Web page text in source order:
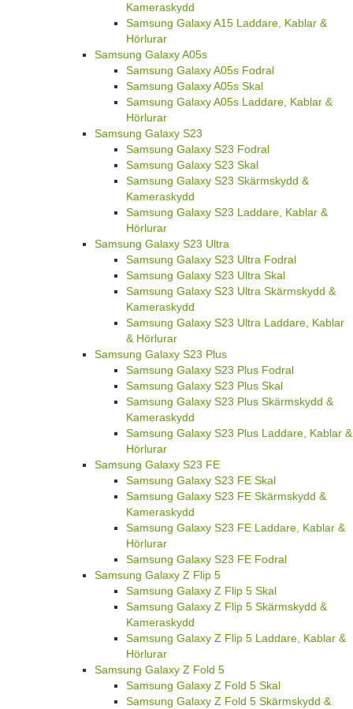
Kameraskydd
Samsung Galaxy A15 Laddare, Kablar &
Hörlurar
Samsung Galaxy A05s
Samsung Galaxy A05s Fodral
Samsung Galaxy A05s Skal
Samsung Galaxy A05s Laddare, Kablar &
Hörlurar
Samsung Galaxy S23
Samsung Galaxy S23 Fodral
Samsung Galaxy S23 Skal
Samsung Galaxy S23 Skärmskydd &
Kameraskydd
Samsung Galaxy S23 Laddare, Kablar &
Hörlurar
Samsung Galaxy S23 Ultra
Samsung Galaxy S23 Ultra Fodral
Samsung Galaxy S23 Ultra Skal
Samsung Galaxy S23 Ultra Skärmskydd &
Kameraskydd
Samsung Galaxy S23 Ultra Laddare, Kablar
& Hörlurar
Samsung Galaxy S23 Plus
Samsung Galaxy S23 Plus Fodral
Samsung Galaxy S23 Plus Skal
Samsung Galaxy S23 Plus Skärmskydd &
Kameraskydd
Samsung Galaxy S23 Plus Laddare, Kablar &
Hörlurar
Samsung Galaxy S23 FE
Samsung Galaxy S23 FE Skal
Samsung Galaxy S23 FE Skärmskydd &
Kameraskydd
Samsung Galaxy S23 FE Laddare, Kablar &
Hörlurar
Samsung Galaxy S23 FE Fodral
Samsung Galaxy Z Flip 5
Samsung Galaxy Z Flip 5 Skal
Samsung Galaxy Z Flip 5 Skärmskydd &
Kameraskydd
Samsung Galaxy Z Flip 5 Laddare, Kablar &
Hörlurar
Samsung Galaxy Z Fold 5
Samsung Galaxy Z Fold 5 Skal
Samsung Galaxy Z Fold 5 Skärmskydd &